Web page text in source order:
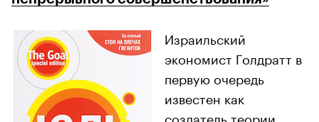
Израильский
экономист Голдратт в
первую очередь
известен как
создательтеории